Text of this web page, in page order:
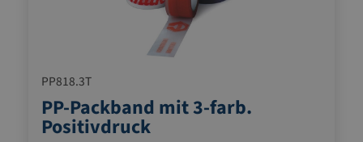
PP818.3T
PP-Packband mit 3-farb.
Positivdruck